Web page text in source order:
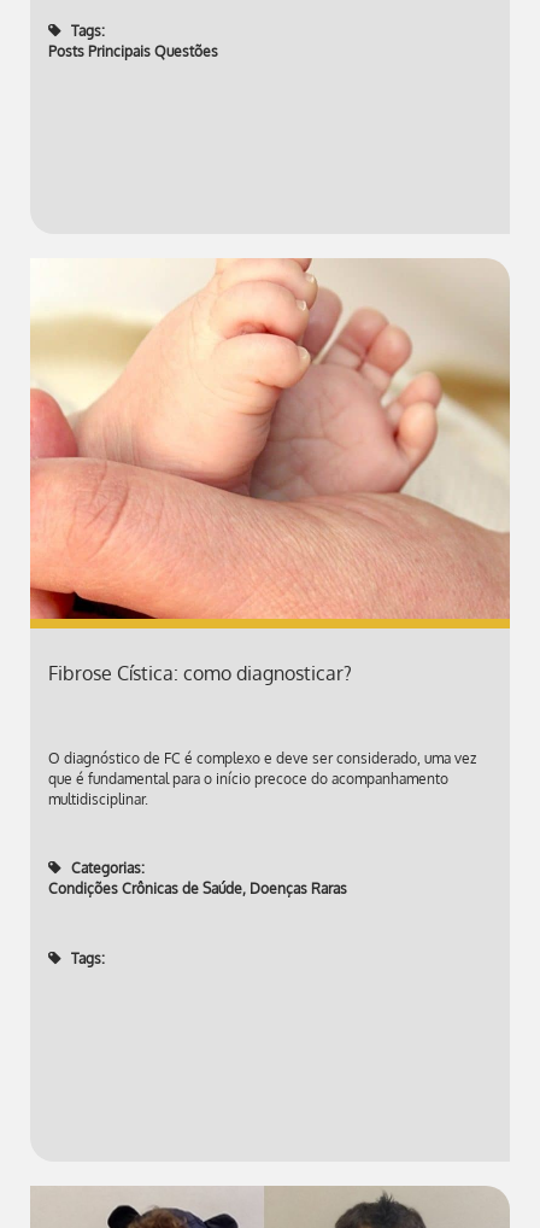
Tags:
Posts Principais Questões
Fibrose Cística: como diagnosticar?
O diagnóstico de FC é complexo e deve ser considerado, uma vez
que é fundamental para o início precoce do acompanhamento
multidisciplinar.
Categorias:
Condições Crônicas de Saúde, Doenças Raras
Tags: